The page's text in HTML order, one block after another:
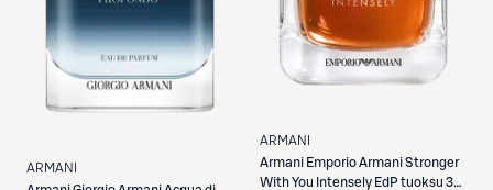
ARMANI
ARMANI
Armani Emporio Armani Stronger
With You Intensely EdP tuoksu 30